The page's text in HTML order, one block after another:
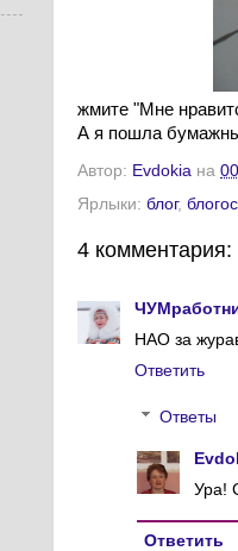
жмите "Мне
А я пошла
Автор: Evdokia на
Ярлыки: блог,
4 комментария:
НАО за
Ответить
Ответы
Ура!
Ответить